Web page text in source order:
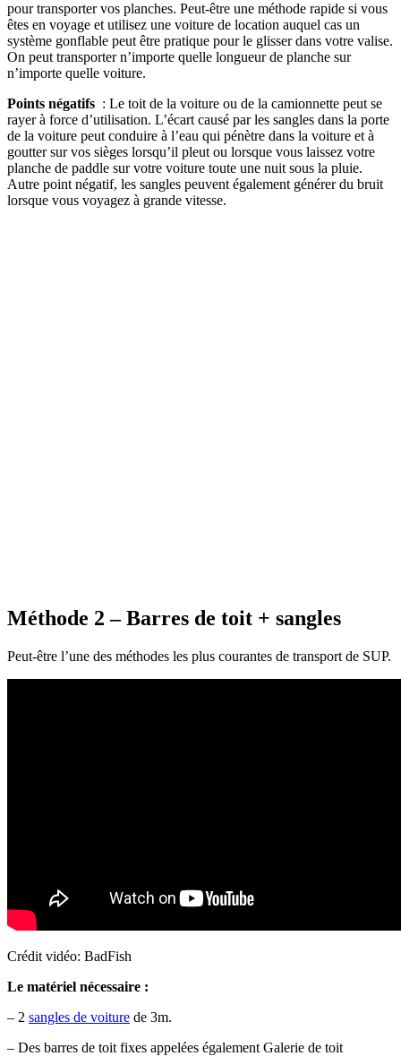
pour transporter vos planches. Peut-être une méthode rapide si vous
êtes en voyage et utilisez une voiture de location auquel cas un
système gonflable peut être pratique pour le glisser dans votre valise.
On peut transporter n’importe quelle longueur de planche sur
n’importe quelle voiture.
Points négatifs : Le toit de la voiture ou de la camionnette peut se
rayer à force d’utilisation. L’écart causé par les sangles dans la porte
de la voiture peut conduire à l’eau qui pénètre dans la voiture et à
goutter sur vos sièges lorsqu’il pleut ou lorsque vous laissez votre
planche de paddle sur votre voiture toute une nuit sous la pluie.
Autre point négatif, les sangles peuvent également générer du bruit
lorsque vous voyagez à grande vitesse.
Méthode 2 – Barres de toit + sangles
Peut-être l’une des méthodes les plus courantes de transport de SUP.
Crédit vidéo: BadFish
Le matériel nécessaire :
– 2 sangles de voiture de 3m.
– Des barres de toit fixes appelées également Galerie de toit